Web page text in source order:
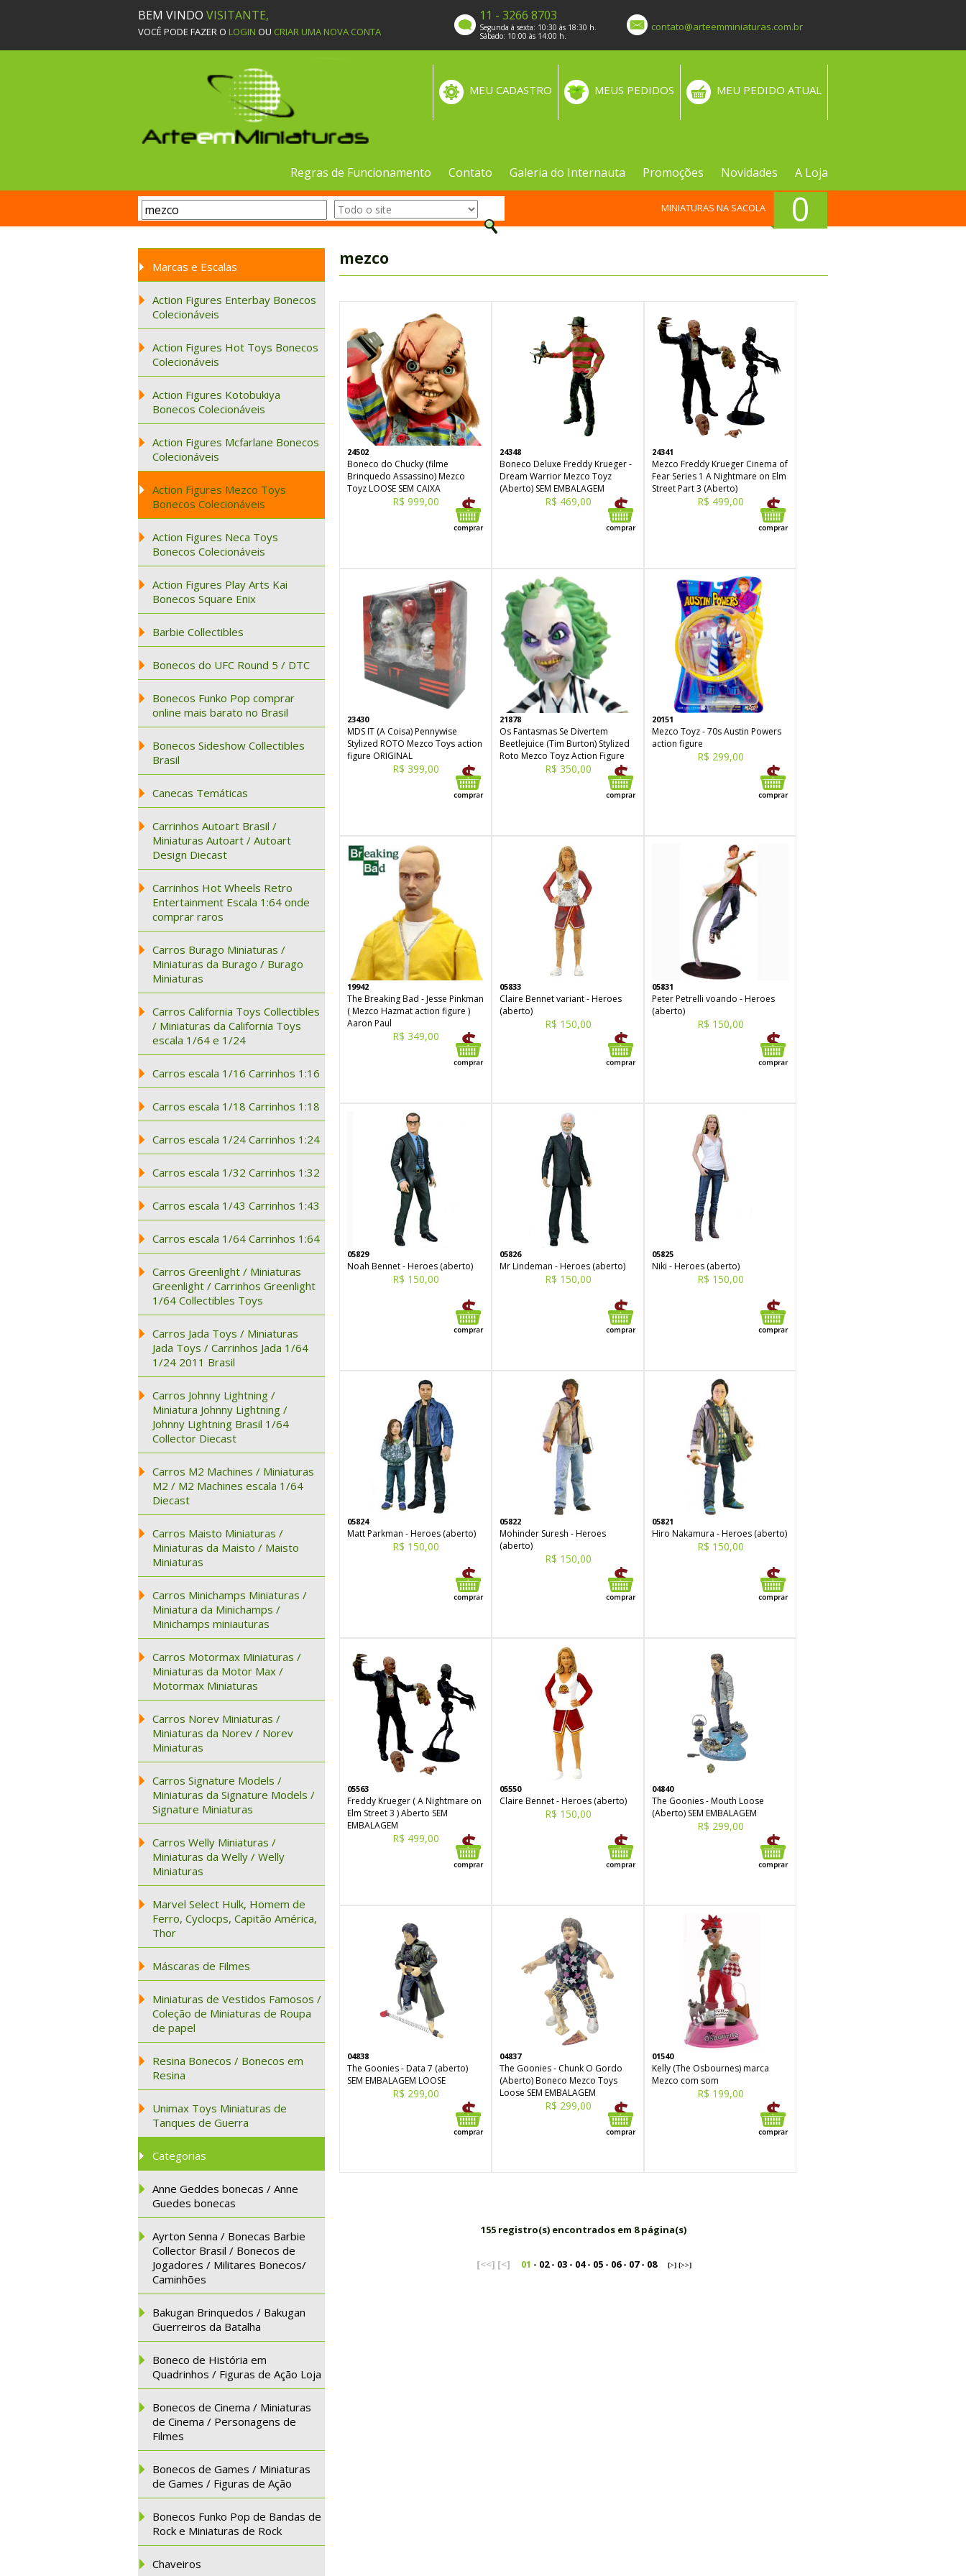
BEM VINDO VISITANTE,
VOCÊ PODE FAZER O LOGIN OU CRIAR UMA NOVA CONTA
11 - 3266 8703
Segunda à sexta: 10:30 às 18:30 h.
Sábado: 10:00 às 14:00 h.
contato@arteemminiaturas.com.br
MEU PEDIDO ATUAL
MEUS PEDIDOS
MEU CADASTRO
Regras de Funcionamento Contato Galeria do Internauta Promoções Novidades A Loja
0
MINIATURAS NA SACOLA
Marcas e Escalas
Action Figures Enterbay Bonecos
Colecionáveis
Action Figures Hot Toys Bonecos
Colecionáveis
Action Figures Kotobukiya
Bonecos Colecionáveis
Action Figures Mcfarlane Bonecos
Colecionáveis
Action Figures Mezco Toys
Bonecos Colecionáveis
Action Figures Neca Toys
Bonecos Colecionáveis
Action Figures Play Arts Kai
Bonecos Square Enix
Barbie Collectibles
Bonecos do UFC Round 5 / DTC
Bonecos Funko Pop comprar
online mais barato no Brasil
Bonecos Sideshow Collectibles
Brasil
Canecas Temáticas
Carrinhos Autoart Brasil /
Miniaturas Autoart / Autoart
Design Diecast
Carrinhos Hot Wheels Retro
Entertainment Escala 1:64 onde
comprar raros
Carros Burago Miniaturas /
Miniaturas da Burago / Burago
Miniaturas
Carros California Toys Collectibles
/ Miniaturas da California Toys
escala 1/64 e 1/24
Carros escala 1/16 Carrinhos 1:16
Carros escala 1/18 Carrinhos 1:18
Carros escala 1/24 Carrinhos 1:24
Carros escala 1/32 Carrinhos 1:32
Carros escala 1/43 Carrinhos 1:43
Carros escala 1/64 Carrinhos 1:64
Carros Greenlight / Miniaturas
Greenlight / Carrinhos Greenlight
1/64 Collectibles Toys
Carros Jada Toys / Miniaturas
Jada Toys / Carrinhos Jada 1/64
1/24 2011 Brasil
Carros Johnny Lightning /
Miniatura Johnny Lightning /
Johnny Lightning Brasil 1/64
Collector Diecast
Carros M2 Machines / Miniaturas
M2 / M2 Machines escala 1/64
Diecast
Carros Maisto Miniaturas /
Miniaturas da Maisto / Maisto
Miniaturas
Carros Minichamps Miniaturas /
Miniatura da Minichamps /
Minichamps miniauturas
Carros Motormax Miniaturas /
Miniaturas da Motor Max /
Motormax Miniaturas
Carros Norev Miniaturas /
Miniaturas da Norev / Norev
Miniaturas
Carros Signature Models /
Miniaturas da Signature Models /
Signature Miniaturas
Carros Welly Miniaturas /
Miniaturas da Welly / Welly
Miniaturas
Marvel Select Hulk, Homem de
Ferro, Cyclocps, Capitão América,
Thor
Máscaras de Filmes
Miniaturas de Vestidos Famosos /
Coleção de Miniaturas de Roupa
de papel
Resina Bonecos / Bonecos em
Resina
Unimax Toys Miniaturas de
Tanques de Guerra
Categorias
Anne Geddes bonecas / Anne
Guedes bonecas
Ayrton Senna / Bonecas Barbie
Collector Brasil / Bonecos de
Jogadores / Militares Bonecos/
Caminhões
Bakugan Brinquedos / Bakugan
Guerreiros da Batalha
Boneco de História em
Quadrinhos / Figuras de Ação Loja
Bonecos de Cinema / Miniaturas
de Cinema / Personagens de
Filmes
Bonecos de Games / Miniaturas
de Games / Figuras de Ação
Bonecos Funko Pop de Bandas de
Rock e Miniaturas de Rock
Chaveiros
mezco
24502
Boneco do Chucky (filme
Brinquedo Assassino) Mezco
Toyz LOOSE SEM CAIXA
R$ 999,00
24348
Boneco Deluxe Freddy Krueger -
Dream Warrior Mezco Toyz
(Aberto) SEM EMBALAGEM
R$ 469,00
24341
Mezco Freddy Krueger Cinema of
Fear Series 1 A Nightmare on Elm
Street Part 3 (Aberto)
R$ 499,00
23430
MDS IT (A Coisa) Pennywise
Stylized ROTO Mezco Toys action
figure ORIGINAL
R$ 399,00
21878
Os Fantasmas Se Divertem
Beetlejuice (Tim Burton) Stylized
Roto Mezco Toyz Action Figure
R$ 350,00
20151
Mezco Toyz - 70s Austin Powers
action figure
R$ 299,00
19942
The Breaking Bad - Jesse Pinkman
( Mezco Hazmat action figure )
Aaron Paul
R$ 349,00
05833
Claire Bennet variant - Heroes
(aberto)
R$ 150,00
05831
Peter Petrelli voando - Heroes
(aberto)
R$ 150,00
05829
Noah Bennet - Heroes (aberto)
R$ 150,00
05826
Mr Lindeman - Heroes (aberto)
R$ 150,00
05825
Niki - Heroes (aberto)
R$ 150,00
05824
Matt Parkman - Heroes (aberto)
R$ 150,00
05822
Mohinder Suresh - Heroes
(aberto)
R$ 150,00
05821
Hiro Nakamura - Heroes (aberto)
R$ 150,00
05563
Freddy Krueger ( A Nightmare on
Elm Street 3 ) Aberto SEM
EMBALAGEM
R$ 499,00
05550
Claire Bennet - Heroes (aberto)
R$ 150,00
04840
The Goonies - Mouth Loose
(Aberto) SEM EMBALAGEM
R$ 299,00
04838
The Goonies - Data 7 (aberto)
SEM EMBALAGEM LOOSE
R$ 299,00
04837
The Goonies - Chunk O Gordo
(Aberto) Boneco Mezco Toys
Loose SEM EMBALAGEM
R$ 299,00
01540
Kelly (The Osbournes) marca
Mezco com som
R$ 199,00
155 registro(s) encontrados em 8 página(s)
[<<] [<] 01 - 02 - 03 - 04 - 05 - 06 - 07 - 08 [>] [>>]